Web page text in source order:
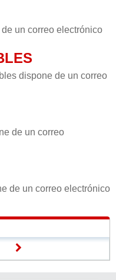
un correo electrónico
dispone de un correo
de un correo
de un correo electrónico